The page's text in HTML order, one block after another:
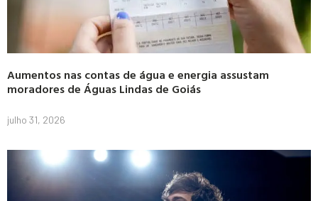
Aumentos nas contas de água e energia assustam
moradores de Águas Lindas de Goiás
julho 31, 2026